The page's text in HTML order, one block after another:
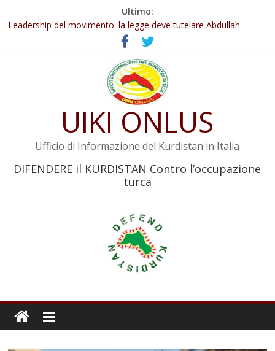
Ultimo:
Abdullah Öcalan: Le legge negativa deve essere trasformata in
legge positiva
Leadership del movimento: la legge deve tutelare Abdullah
Commissione donne del KNK: Şengal è di nuovo sotto minaccia
Non tenere conto della situazione di Rêber Apo ostacolerebbe
Il KNK chiede un’azione internazionale contro i crimini di guerra
UIKI ONLUS
Ufficio di Informazione del Kurdistan in Italia
DIFENDERE il KURDISTAN Contro l’occupazione
turca